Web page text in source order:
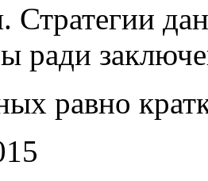
Стратегии
ради
равно